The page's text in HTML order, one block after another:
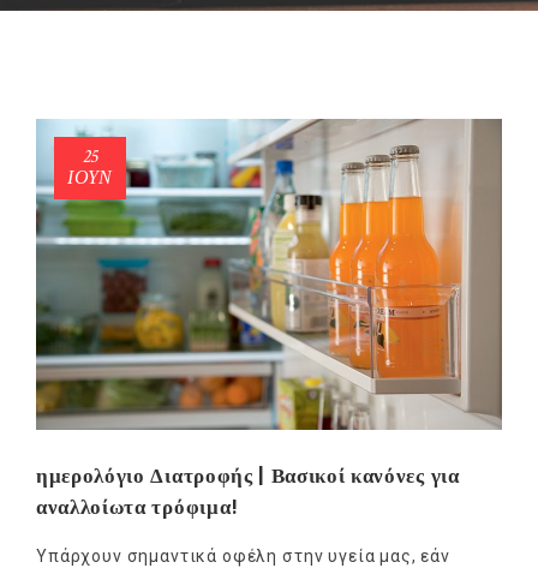
25
ΙΟΎΝ
ημερολόγιο Διατροφής | Βασικοί κανόνες για
αναλλοίωτα τρόφιμα!
Υπάρχουν σημαντικά οφέλη στην υγεία μας, εάν